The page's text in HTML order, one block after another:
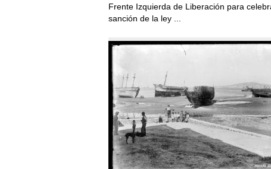
Frente Izquierda de Liberación para
sanción de la ley ...